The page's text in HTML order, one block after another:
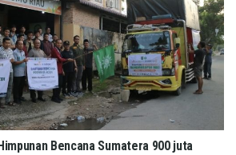
Bencana Sumatera 900 juta